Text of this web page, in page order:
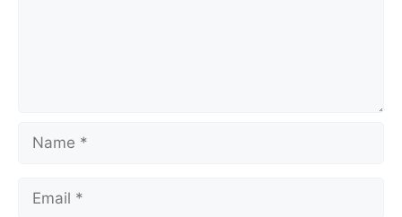
Name
Email